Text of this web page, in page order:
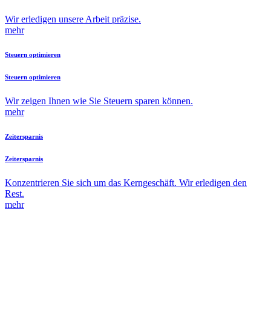
Wir erledigen unsere Arbeit präzise.
mehr
Steuern optimieren
Steuern optimieren
Wir zeigen Ihnen wie Sie Steuern sparen können.
mehr
Zeitersparnis
Zeitersparnis
Konzentrieren Sie sich um das Kerngeschäft. Wir erledigen den
Rest.
mehr